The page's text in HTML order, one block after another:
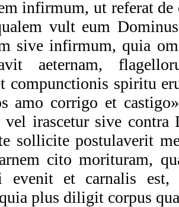
infirmum, ut referat
vult eum
sive infirmum, quia
aeternam,
compunctionis spiritu
amo corrigo et
vel irascetur sive contra
sollicite postulaverit
cito morituram,
evenit et carnalis est,
plus diligit corpus